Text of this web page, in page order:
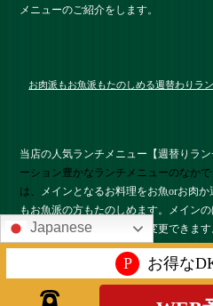
メニューのご紹介をします。
お肉派もお魚派もたのしめる週替わりラ
当店の人気ランチメニュー【週替りラ
ーション豊かなランチメニューのなか
は、
メインとなるお料理をお魚orお肉
もお魚派の方もたのしめます。メイン
き、ライスは無料で大盛に変更できます
しめますと大好評！
Japanese
P お得な